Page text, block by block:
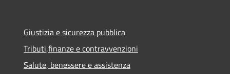
Giustizia e sicurezza pubblica
Tributi,finanze e contravvenzioni
Salute, benessere e assistenza